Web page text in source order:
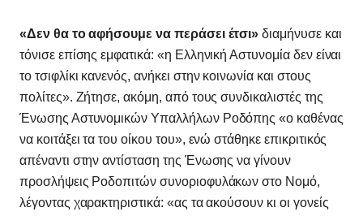
«Δεν θα το αφήσουμε να περάσει έτσι»διαμήνυσε και
τόνισε επίσης εμφατικά: «η Ελληνική Αστυνομία δεν είναι
το τσιφλίκι κανενός, ανήκει στην κοινωνία και στους
πολίτες». Ζήτησε, ακόμη, από τους συνδικαλιστές της
Ένωσης Αστυνομικών Υπαλλήλων Ροδόπης «ο καθένας
να κοιτάξει τα του οίκου του», ενώ στάθηκε επικριτικός
απέναντι στην αντίσταση της Ένωσης να γίνουν
προσλήψεις Ροδοπιτών συνοριοφυλάκων στο Νομό,
λέγοντας χαρακτηριστικά: «ας τα ακούσουν κι οι γονείς